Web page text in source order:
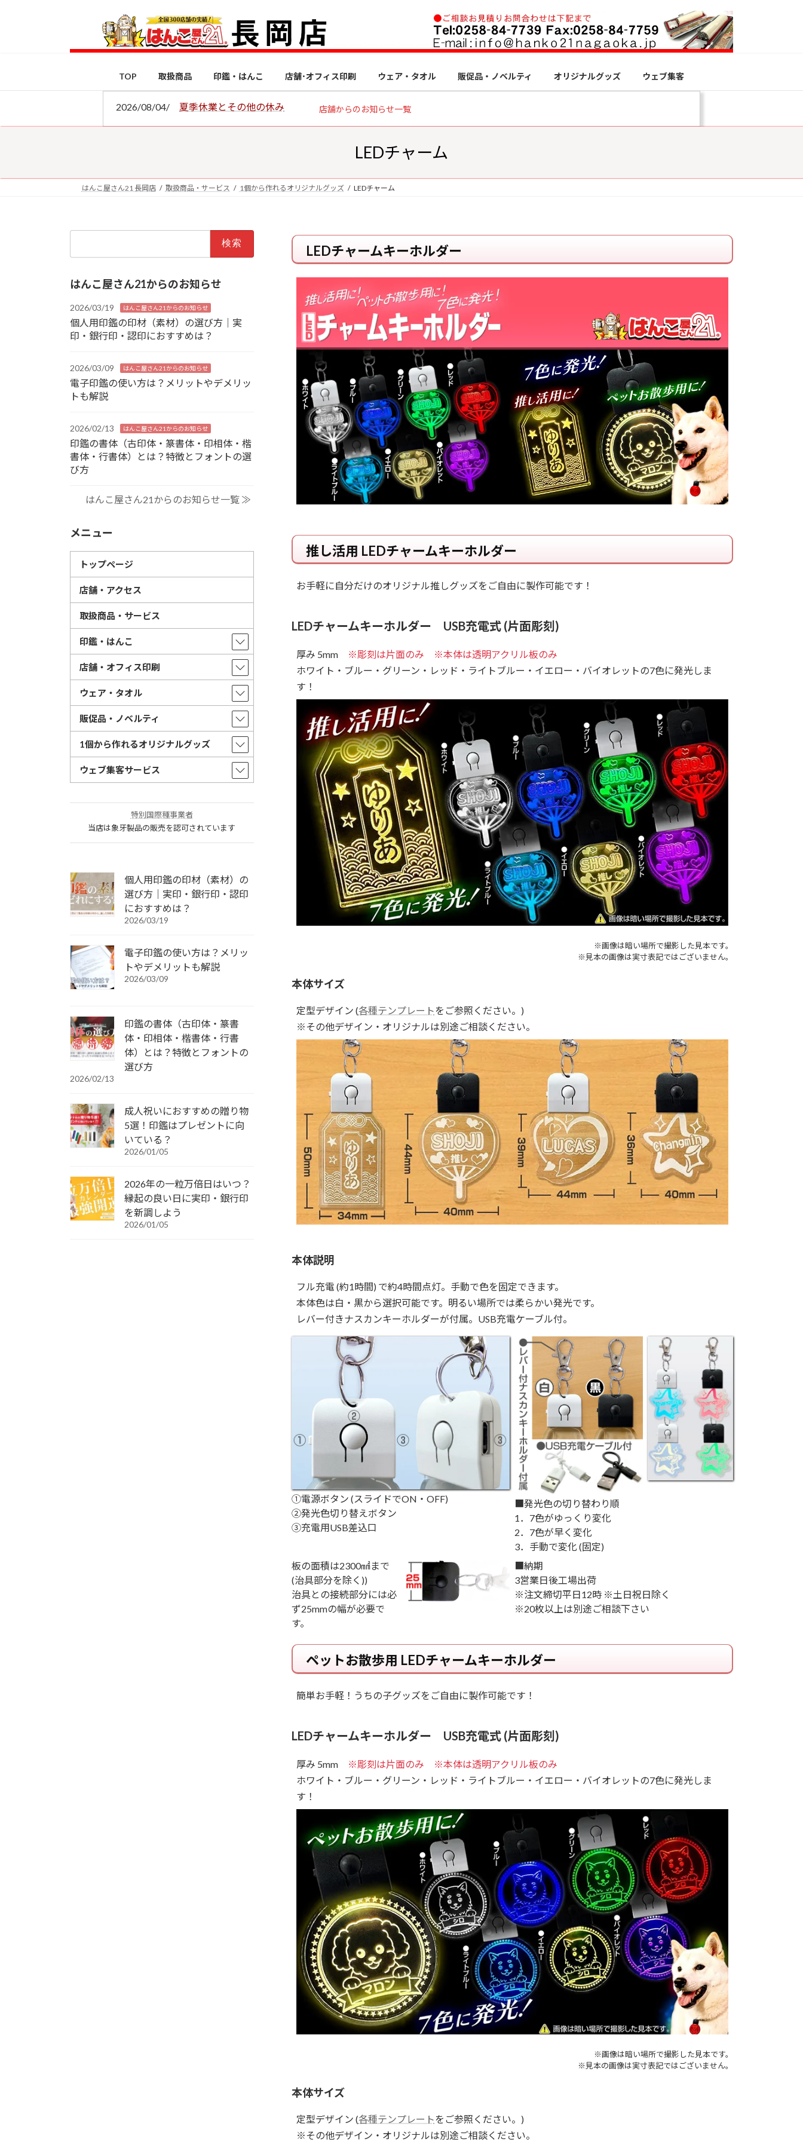
ス
ン
TOP 取扱商品 印鑑・はんこ 店舗･オフィス印刷 ウェア・タオル 販促品・ノベルティ オリジナルグッズ ウェブ集客
2026/08/04/ 夏季休業とその他の休み 店舗からのお知らせ一覧
LEDチャーム
はんこ屋さん21 長岡店 取扱商品・サービス 1個から作れるオリジナルグッズ LEDチャーム
LEDチャームキーホルダー
推し活用 LEDチャームキーホルダー
お手軽に自分だけのオリジナル推しグッズをご自由に製作可能です！
LEDチャームキーホルダー USB充電式 (片面彫刻)
厚み 5mm
※彫刻は片面のみ ※本体は透明アクリル板のみ
ホワイト・ブルー・グリーン・レッド・ライトブルー・イエロー・バイオレットの7色に発光しま
す！
※画像は暗い場所で撮影した見本です。
※見本の画像は実寸表記ではございません。
本体サイズ
定型デザイン (各種テンプレートをご参照ください。)
※その他デザイン・オリジナルは別途ご相談ください。
本体説明
フル充電 (約1時間) で約4時間点灯。手動で色を固定できます。
本体色は白・黒から選択可能です。明るい場所では柔らかい発光です。
レバー付きナスカンキーホルダーが付属。USB充電ケーブル付。
①電源ボタン (スライドでON・OFF)
②発光色切り替えボタン
③充電用USB差込口
■発光色の切り替わり順
1．7色がゆっくり変化
2．7色が早く変化
3．手動で変化 (固定)
板の面積は2300㎟まで
(治具部分を除く))
治具との接続部分には必
ず25mmの幅が必要で
す。
■納期
3営業日後工場出荷
※注文締切平日12時 ※土日祝日除く
※20枚以上は別途ご相談下さい
ペットお散歩用 LEDチャームキーホルダー
簡単お手軽！うちの子グッズをご自由に製作可能です！
LEDチャームキーホルダー USB充電式 (片面彫刻)
厚み 5mm
※彫刻は片面のみ ※本体は透明アクリル板のみ
ホワイト・ブルー・グリーン・レッド・ライトブルー・イエロー・バイオレットの7色に発光しま
す！
※画像は暗い場所で撮影した見本です。
※見本の画像は実寸表記ではございません。
本体サイズ
定型デザイン (各種テンプレートをご参照ください。)
※その他デザイン・オリジナルは別途ご相談ください。
はんこ屋さん21からのお知らせ
2026/03/19 はんこ屋さん21からのお知らせ
個人用印鑑の印材（素材）の選び方｜実
印・銀行印・認印におすすめは？
2026/03/09 はんこ屋さん21からのお知らせ
電子印鑑の使い方は？メリットやデメリッ
トも解説
2026/02/13 はんこ屋さん21からのお知らせ
印鑑の書体（古印体・篆書体・印相体・楷
書体・行書体）とは？特徴とフォントの選
び方
はんこ屋さん21からのお知らせ一覧 ≫
メニュー
トップページ
店舗・アクセス
取扱商品・サービス
印鑑・はんこ
店舗・オフィス印刷
ウェア・タオル
販促品・ノベルティ
1個から作れるオリジナルグッズ
ウェブ集客サービス
特別国際種事業者
当店は象牙製品の販売を認可されています
個人用印鑑の印材（素材）の
選び方｜実印・銀行印・認印
におすすめは？
2026/03/19
電子印鑑の使い方は？メリッ
トやデメリットも解説
2026/03/09
印鑑の書体（古印体・篆書
体・印相体・楷書体・行書
体）とは？特徴とフォントの
選び方
2026/02/13
成人祝いにおすすめの贈り物
5選！印鑑はプレゼントに向
いている？
2026/01/05
2026年の一粒万倍日はいつ？
縁起の良い日に実印・銀行印
を新調しよう
2026/01/05